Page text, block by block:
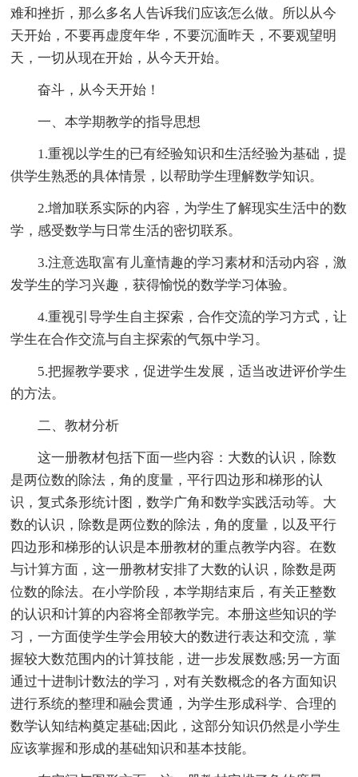
难和挫折，那么多名人告诉我们应该怎么做。所以从今
天开始，不要再虚度年华，不要沉湎昨天，不要观望明
天，一切从现在开始，从今天开始。
奋斗，从今天开始！
一、本学期教学的指导思想
1.重视以学生的已有经验知识和生活经验为基础，提
供学生熟悉的具体情景，以帮助学生理解数学知识。
2.增加联系实际的内容，为学生了解现实生活中的数
学，感受数学与日常生活的密切联系。
3.注意选取富有儿童情趣的学习素材和活动内容，激
发学生的学习兴趣，获得愉悦的数学学习体验。
4.重视引导学生自主探索，合作交流的学习方式，让
学生在合作交流与自主探索的气氛中学习。
5.把握教学要求，促进学生发展，适当改进评价学生
的方法。
二、教材分析
这一册教材包括下面一些内容：大数的认识，除数
是两位数的除法，角的度量，平行四边形和梯形的认
识，复式条形统计图，数学广角和数学实践活动等。大
数的认识，除数是两位数的除法，角的度量，以及平行
四边形和梯形的认识是本册教材的重点教学内容。在数
与计算方面，这一册教材安排了大数的认识，除数是两
位数的除法。在小学阶段，本学期结束后，有关正整数
的认识和计算的内容将全部教学完。本册这些知识的学
习，一方面使学生学会用较大的数进行表达和交流，掌
握较大数范围内的计算技能，进一步发展数感;另一方面
通过十进制计数法的学习，对有关数概念的各方面知识
进行系统的整理和融会贯通，为学生形成科学、合理的
数学认知结构奠定基础;因此，这部分知识仍然是小学生
应该掌握和形成的基础知识和基本技能。